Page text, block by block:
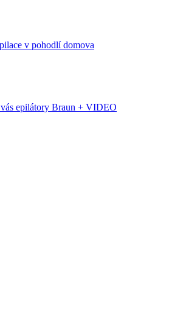
v pohodlí domova
epilátory Braun + VIDEO